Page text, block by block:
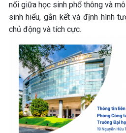
nối giữa học sinh phổ thông và
sinh hiểu, gắn kết và định hình
chủ động và tích cực.